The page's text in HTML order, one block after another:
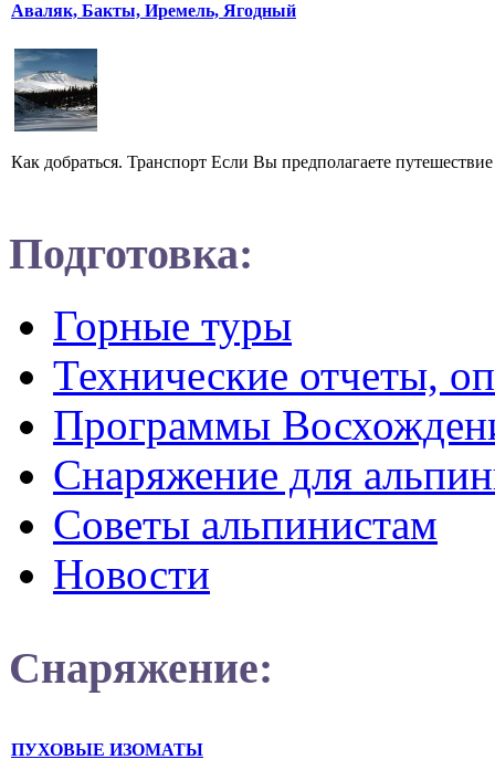
Аваляк, Бакты, Иремель, Ягодный
Как добраться. Транспорт Если Вы предполагаете
Подготовка:
Горные туры
Технические отчеты,
Программы
Снаряжение для
Советы альпинистам
Новости
Снаряжение:
ПУХОВЫЕ ИЗОМАТЫ